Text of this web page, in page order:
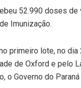
52.990 doses
Imunização.
primeiro lote, no
de Oxford e pelo
o Governo do